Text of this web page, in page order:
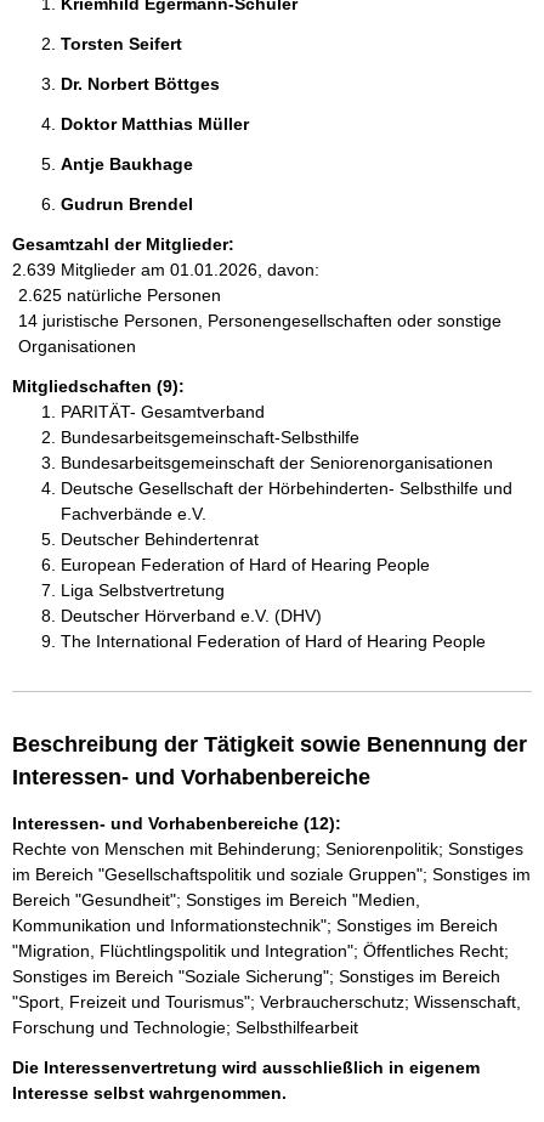
Torsten Seifert
Dr. Norbert Böttges
Doktor Matthias Müller
Antje Baukhage
Gudrun Brendel
Gesamtzahl der Mitglieder:
2.639 Mitglieder am 01.01.2026, davon:
2.625 natürliche Personen
14 juristische Personen, Personengesellschaften oder sonstige
Organisationen
Mitgliedschaften (9):
PARITÄT- Gesamtverband
Bundesarbeitsgemeinschaft-Selbsthilfe
Bundesarbeitsgemeinschaft der Seniorenorganisationen
Deutsche Gesellschaft der Hörbehinderten- Selbsthilfe und
Fachverbände e.V.
Deutscher Behindertenrat
European Federation of Hard of Hearing People
Liga Selbstvertretung
Deutscher Hörverband e.V. (DHV)
The International Federation of Hard of Hearing People
Beschreibung der Tätigkeit sowie Benennung der
Interessen- und Vorhabenbereiche
Interessen- und Vorhabenbereiche (12):
Rechte von Menschen mit Behinderung; Seniorenpolitik; Sonstiges
im Bereich "Gesellschaftspolitik und soziale Gruppen"; Sonstiges im
Bereich "Gesundheit"; Sonstiges im Bereich "Medien,
Kommunikation und Informationstechnik"; Sonstiges im Bereich
"Migration, Flüchtlingspolitik und Integration"; Öffentliches Recht;
Sonstiges im Bereich "Soziale Sicherung"; Sonstiges im Bereich
"Sport, Freizeit und Tourismus"; Verbraucherschutz; Wissenschaft,
Forschung und Technologie; Selbsthilfearbeit
Die Interessenvertretung wird ausschließlich in eigenem
Interesse selbst wahrgenommen.